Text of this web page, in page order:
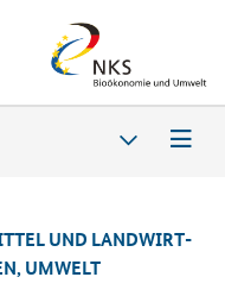
UND LAND­WIRT­
UM­WELT